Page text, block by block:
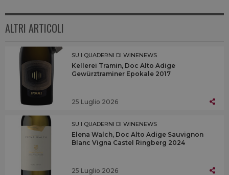
ALTRI ARTICOLI
SU I QUADERNI DI WINENEWS
Kellerei Tramin, Doc Alto Adige
Gewürztraminer Epokale 2017
25 Luglio 2026
SU I QUADERNI DI WINENEWS
Elena Walch, Doc Alto Adige Sauvignon
Blanc Vigna Castel Ringberg 2024
25 Luglio 2026